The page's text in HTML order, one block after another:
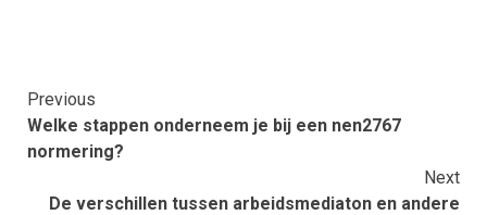
Continue
Reading
Previous
Welke stappen onderneem je bij een nen2767
normering?
Next
De verschillen tussen arbeidsmediaton en andere